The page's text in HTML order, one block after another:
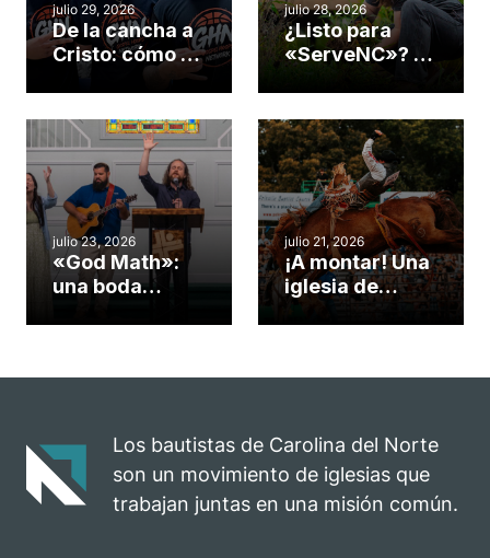
julio 29, 2026
De la cancha a
Cristo: cómo el
gimnasio de
Cary se
convirtió en un
insólito campo
misionero te
cuento
julio 28, 2026
¿Listo para
«ServeNC»? 4
obra de Dios
durante la
Semana
ServeNC
julio 23, 2026
«God Math»:
una boda
celebra el
julio 21, 2026
¡A montar! Una
iglesia de
rodeo anual en
para el
ministerio
Los bautistas de Carolina del Norte
son un movimiento de iglesias que
trabajan juntas en una misión común.